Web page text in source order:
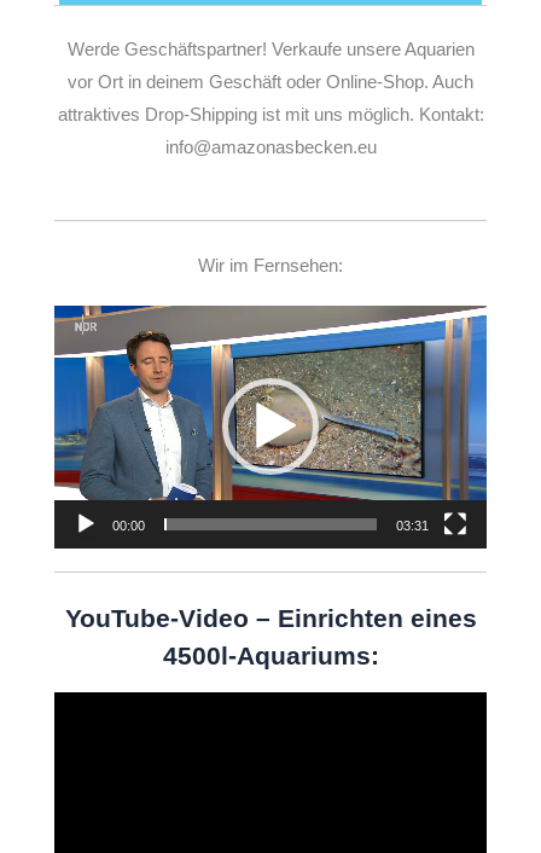
Werde Geschäftspartner! Verkaufe unsere Aquarien
vor Ort in deinem Geschäft oder Online-Shop. Auch
attraktives Drop-Shipping ist mit uns möglich. Kontakt:
info@amazonasbecken.eu
Wir im Fernsehen:
Player
00:00 03:31
YouTube-Video – Einrichten eines
4500l-Aquariums: